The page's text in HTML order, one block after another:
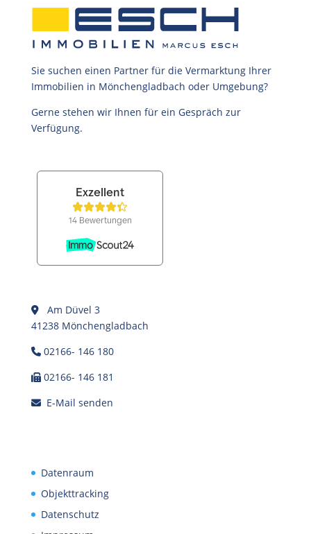
Sie suchen einen Partner für die Vermarktung Ihrer
Immobilien in Mönchengladbach oder Umgebung?
Gerne stehen wir Ihnen für ein Gespräch zur
Verfügung.
Am Düvel 3
41238 Mönchengladbach
02166- 146 180
02166- 146 181
E-Mail senden
Datenraum
Objekttracking
Datenschutz